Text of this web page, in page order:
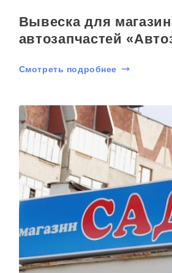
Вывеска для
автозапчастей
Смотреть подробнее